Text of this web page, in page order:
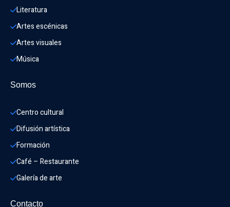
Literatura
Artes escénicas
Artes visuales
Música
Somos
Centro cultural
Difusión artística
Formación
Café – Restaurante
Galería de arte
Contacto